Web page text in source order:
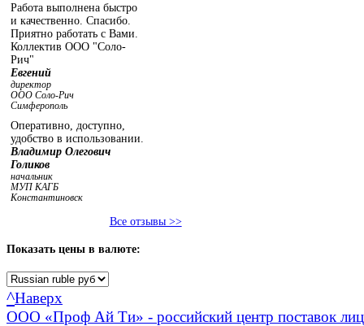
Работа выполнена быстро
и качественно. Спасибо.
Приятно работать с Вами.
Коллектив ООО "Соло-
Рич"
Евгений
директор
ООО Соло-Рич
Симферополь
Оперативно, доступно,
удобство в использовании.
Владимир Олегович
Голиков
начальник
МУП КАГБ
Константиновск
Все отзывы >>
Показать цены в валюте:
^Наверх
ООО «Проф Ай Ти» - российский центр поставок